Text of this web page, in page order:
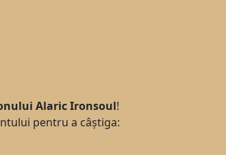
Alaric Ironsoul!
pentru a câștiga: